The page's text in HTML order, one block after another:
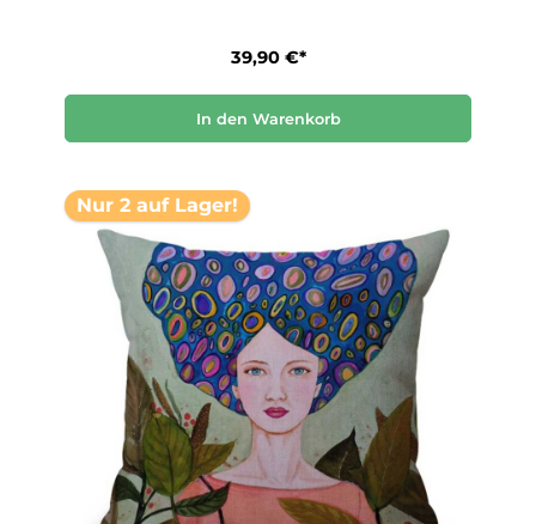
39,90 €*
In den Warenkorb
Nur 2 auf Lager!